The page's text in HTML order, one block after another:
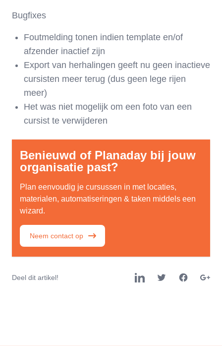
Bugfixes
Foutmelding tonen indien template en/of
afzender inactief zijn
Export van herhalingen geeft nu geen inactieve
cursisten meer terug (dus geen lege rijen
meer)
Het was niet mogelijk om een foto van een
cursist te verwijderen
Benieuwd of Planaday bij jouw
organisatie past?
Plan eenvoudig je cursussen in met locaties,
materialen, automatiseringen & taken middels een
wizard.
Neem contact op
Deel dit artikel!